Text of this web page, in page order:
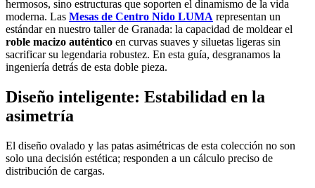
hermosos, sino estructuras que soporten el dinamismo de la vida
moderna. Las Mesas de Centro Nido LUMA representan un
estándar en nuestro taller de Granada: la capacidad de moldear el
roble macizo auténtico en curvas suaves y siluetas ligeras sin
sacrificar su legendaria robustez. En esta guía, desgranamos la
ingeniería detrás de esta doble pieza.
Diseño inteligente: Estabilidad en la
asimetría
El diseño ovalado y las patas asimétricas de esta colección no son
solo una decisión estética; responden a un cálculo preciso de
distribución de cargas.